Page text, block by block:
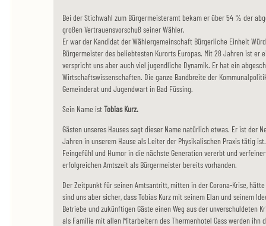
Bei der Stichwahl zum Bürgermeisteramt bekam er über 54 % der
großen Vertrauensvorschuß seiner Wähler.
Er war der Kandidat der Wählergemeinschaft Bürgerliche Einheit
Bürgermeister des beliebtesten Kurorts Europas. Mit 28 Jahren ist er
verspricht uns aber auch viel jugendliche Dynamik. Er hat ein
Wirtschaftswissenschaften. Die ganze Bandbreite der
Gemeinderat und Jugendwart in Bad Füssing.
Sein Name istTobias Kurz.
Gästen unseres Hauses sagt dieser Name natürlich etwas. Er ist der
Jahren in unserem Hause als Leiter der Physikalischen Praxis tätig
Feingefühl und Humor in die nächste Generation vererbt und
erfolgreichen Amtszeit als Bürgermeister bereits vorhanden.
Der Zeitpunkt für seinen Amtsantritt, mitten in der Corona-Krise,
sind uns aber sicher, dass Tobias Kurz mit seinem Elan und seinem
Betriebe und zukünftigen Gäste einen Weg aus der unverschuldeten
als Familie mit allen Mitarbeitern des Thermenhotel Gass werden